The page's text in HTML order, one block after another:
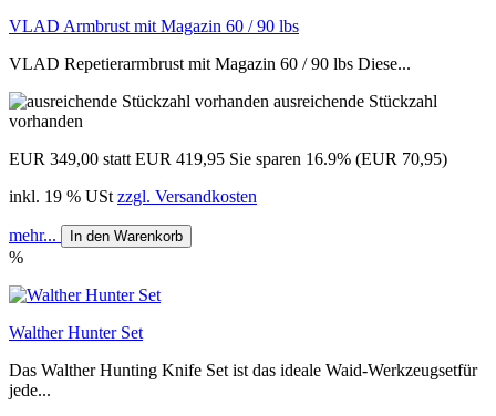
VLAD Armbrust mit Magazin 60 / 90 lbs
VLAD Repetierarmbrust mit Magazin 60 / 90 lbs Diese...
ausreichende Stückzahl
vorhanden
EUR 349,00 statt EUR 419,95 Sie sparen 16.9% (EUR 70,95)
inkl. 19 % USt zzgl. Versandkosten
mehr... In den Warenkorb
%
Walther Hunter Set
Das Walther Hunting Knife Set ist das ideale Waid-Werkzeugsetfür
jede...